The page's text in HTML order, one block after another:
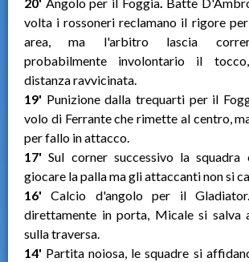
volta i rossoneri reclamano il rigore
area, ma l'arbitro lascia
probabilmente involontario il
distanza ravvicinata.
19' Punizione dalla trequarti per il
volo di Ferrante che rimette al centro,
per fallo in attacco.
17'Sul corner successivo la
giocare la palla ma gli attaccanti non si
16'Calcio d'angolo per il
direttamente in porta, Micale si salva
sulla traversa.
14' Partita noiosa, le squadre si